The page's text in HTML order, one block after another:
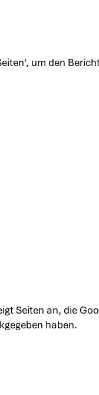
um den
Seiten an, die
haben.